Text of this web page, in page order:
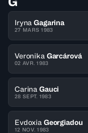
Iryna Gagarina
27 MARS 1983
Veronika Garcárová
02 AVR. 1983
Carina Gauci
28 SEPT. 1983
Evdoxia Georgiadou
12 NOV. 1983